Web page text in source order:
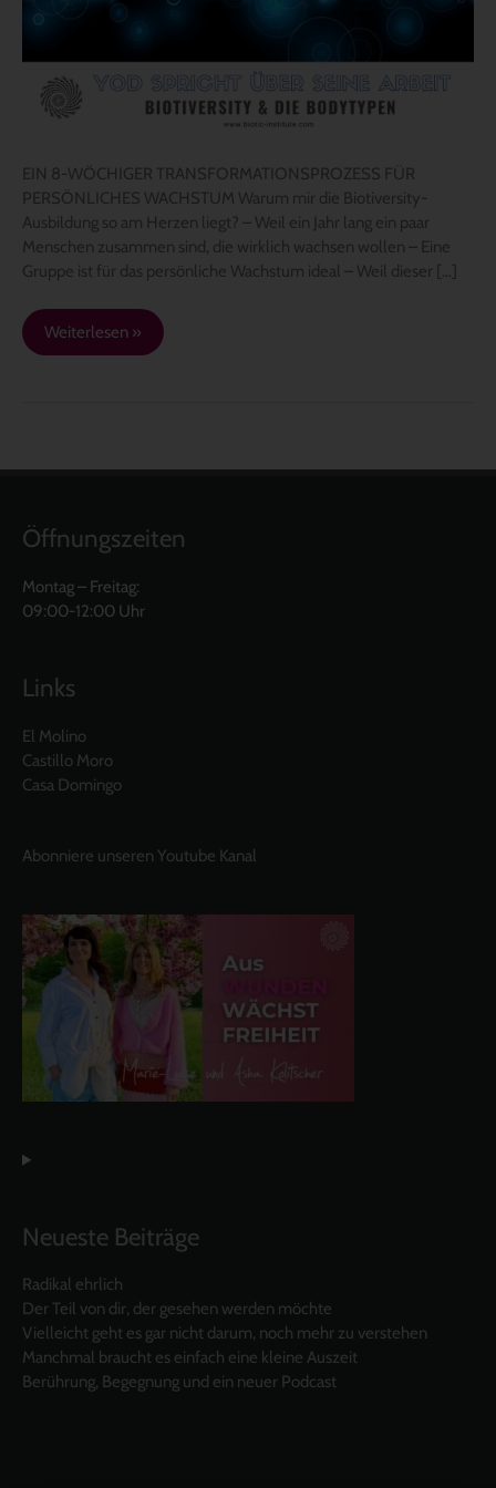
EIN 8-WÖCHIGER TRANSFORMATIONSPROZESS FÜR
PERSÖNLICHES WACHSTUM Warum mir die Biotiversity-
Ausbildung so am Herzen liegt? – Weil ein Jahr lang ein paar
Menschen zusammen sind, die wirklich wachsen wollen – Eine
Gruppe ist für das persönliche Wachstum ideal – Weil dieser […]
Weiterlesen »
Öffnungszeiten
Montag – Freitag:
09:00-12:00 Uhr
Links
El Molino
Castillo Moro
Casa Domingo
Abonniere unseren Youtube Kanal
Neueste Beiträge
Radikal ehrlich
Der Teil von dir, der gesehen werden möchte
Vielleicht geht es gar nicht darum, noch mehr zu verstehen
Manchmal braucht es einfach eine kleine Auszeit
Berührung, Begegnung und ein neuer Podcast